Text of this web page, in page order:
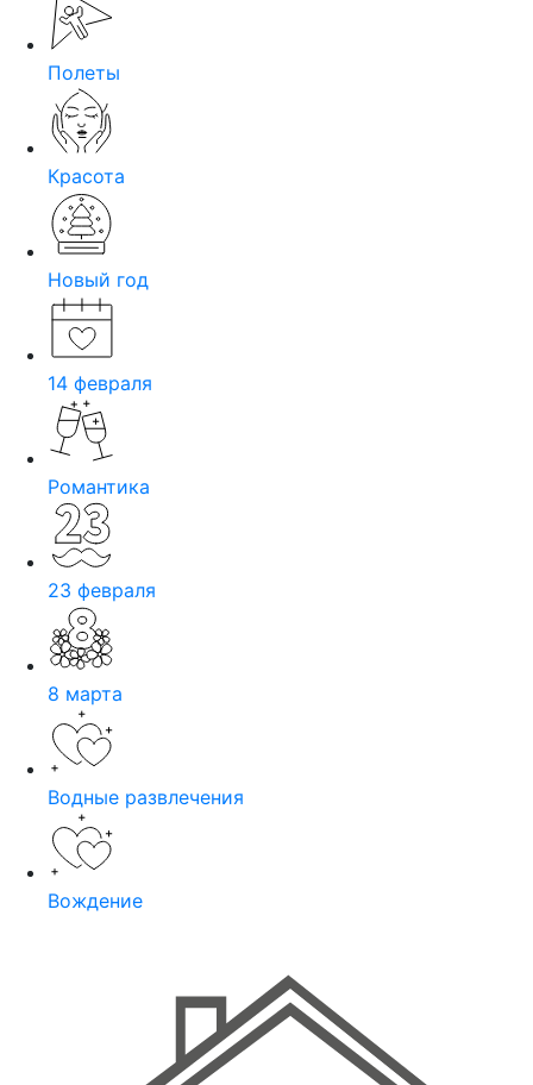
Полеты
Красота
Новый год
14 февраля
Романтика
23 февраля
8 марта
Водные развлечения
Вождение